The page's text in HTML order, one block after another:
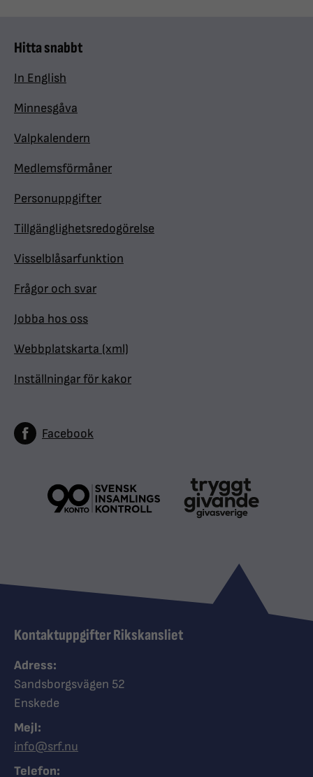
Hitta snabbt
In English
Minnesgåva
Valpkalendern
Medlemsförmåner
Personuppgifter
Tillgänglighetsredogörelse
Visselblåsarfunktion
Frågor och svar
Jobba hos oss
Webbplatskarta (xml)
Inställningar för kakor
Facebook
Kontaktuppgifter Rikskansliet
Adress:
Sandsborgsvägen 52
Enskede
Mejl:
info@srf.nu
Telefon: